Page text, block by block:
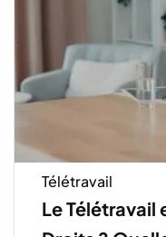
Télétravail
Le Télétravail